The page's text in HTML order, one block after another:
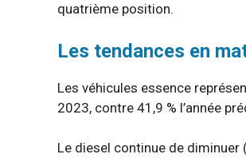
quatrième position.
Les tendances en
Les véhicules essence
2023, contre 41,9 % l’année
Le diesel continue de